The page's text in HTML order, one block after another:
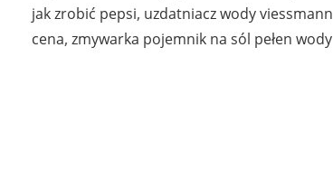
jak zrobić pepsi, uzdatniacz wody viessmann
cena, zmywarka pojemnik na sól pełen wody